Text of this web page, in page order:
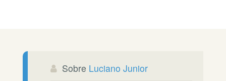
Sobre Luciano Junior